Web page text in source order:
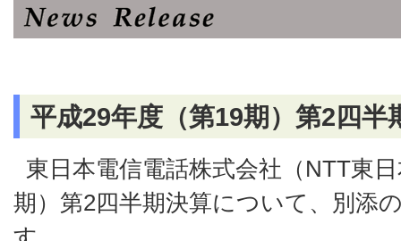
平成29年度（第19期）第2四半
東日本電信電話株式会社（NTT東
期）第2四半期決算について、別添